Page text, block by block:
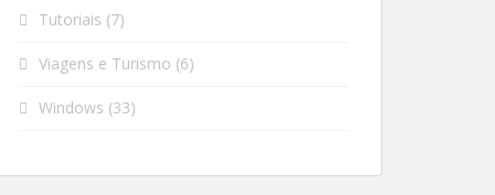
Tutoriais (7)
Viagens e Turismo (6)
Windows (33)